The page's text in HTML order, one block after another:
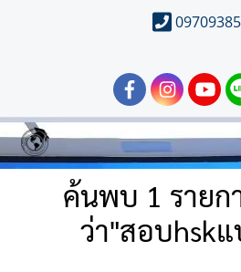
ค้นพบ 1 รายก
ว่า"สอบhsk